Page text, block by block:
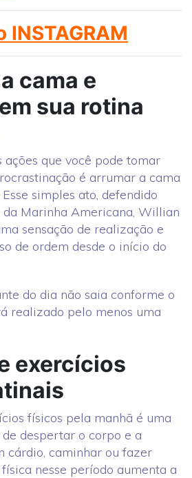
INSTAGRAM
cama e
sua rotina
que você pode tomar
é arrumar a cama
simples ato, defendido
Marinha Americana, Willian
sensação de realização e
de ordem desde o início do
do dia não saia conforme o
realizado pelo menos uma
exercícios
físicos pela manhã é uma
despertar o corpo e a
cárdio, caminhar ou fazer
nesse período aumenta a